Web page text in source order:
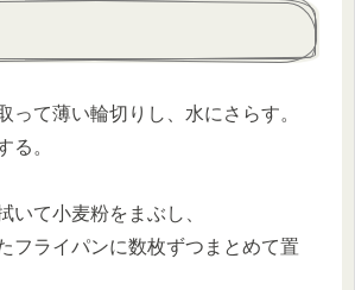
て薄い輪切りし、水にさらす。
る。
て小麦粉をまぶし、
フライパンに数枚ずつまとめて置